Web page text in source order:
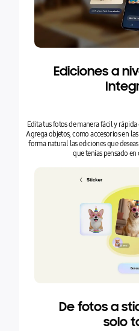
Ediciones a
Edita tus fotos de manera fácil y
Agrega objetos, como accesorios en
forma natural las ediciones que
que tenías pensado
De fotos a
solo